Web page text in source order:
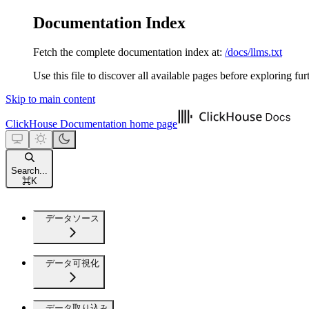
Documentation Index
Fetch the complete documentation index at: /docs/llms.txt
Use this file to discover all available pages before exploring
Skip to main content
ClickHouse Documentation home page
Search...
⌘K
データソース
データ可視化